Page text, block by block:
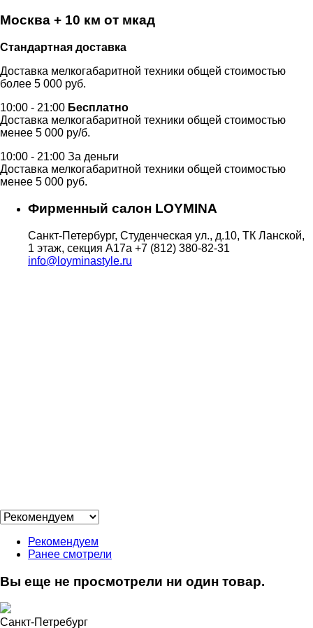
Москва + 10 км от мкад
Стандартная доставка
Доставка мелкогабаритной техники общей стоимостью
более 5 000 руб.
10:00 - 21:00 Бесплатно
Доставка мелкогабаритной техники общей стоимостью
менее 5 000 ру/б.
10:00 - 21:00 За деньги
Доставка мелкогабаритной техники общей стоимостью
менее 5 000 руб.
Фирменный салон LOYMINA
Санкт-Петербург, Студенческая ул., д.10, ТК Ланской,
1 этаж, секция А17а +7 (812) 380-82-31
info@loyminastyle.ru
Рекомендуем
Ранее смотрели
Вы еще не просмотрели ни один товар.
Санкт-Петребург